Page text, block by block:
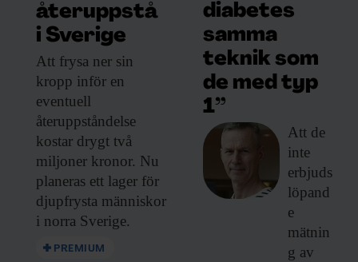
I dag är immunologer ense om att
regulatoriska T-celler existerar och fyller
viktiga funktioner i kroppen. Så var det inte
när Shimon Sakaguchi
först presenterade
sina resultat år 1995
Men hans slutsatser skulle få stöd från ett
oväntat håll: Manhattanprojektet, den
amerikanska satsningen på att utveckla
atomvapen under andra världskriget.
återuppstå
i Sverige
Att frysa ner sin
kropp inför en
eventuell
återuppståndelse
kostar drygt två
miljoner kronor. Nu
planeras ett lager för
djupfrysta människor
i norra Sverige.
PREMIUM
diabetes
samma
teknik som
de med typ
1”
Att de
inte
erbjuds
löpand
e
mätnin
g av